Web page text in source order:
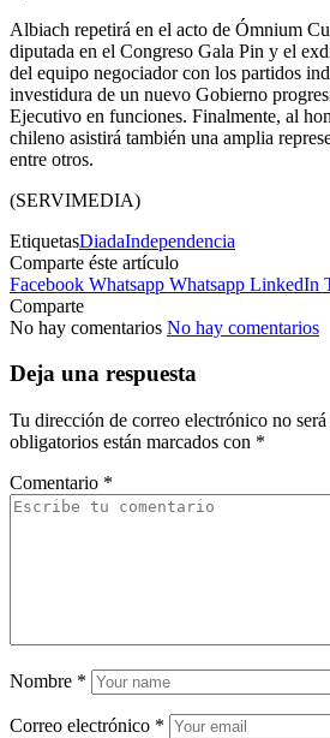
Albiach repetirá en el acto de Ómnium
diputada en el Congreso Gala Pin y el
del equipo negociador con los partidos
investidura de un nuevo Gobierno
Ejecutivo en funciones. Finalmente, al
chileno asistirá también una amplia
entre otros.
(SERVIMEDIA)
EtiquetasDiadaIndependencia
Comparte éste artículo
Facebook Whatsapp Whatsapp LinkedIn
Comparte
No hay comentarios No hay comentarios
Deja una respuesta
Tu dirección de correo electrónico no
obligatorios están marcados con *
Comentario *
Nombre *
Correo electrónico *